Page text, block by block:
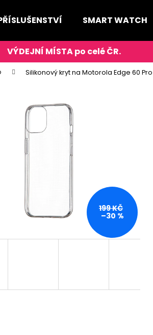
SMART WATCH
Silikonový kryt na Motorola Edge 60
199 KČ
–30 %
najít?